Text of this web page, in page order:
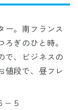
ー。南フランス
ぎのひと時。
で、ビジネスの
段で、昼フレ
−５